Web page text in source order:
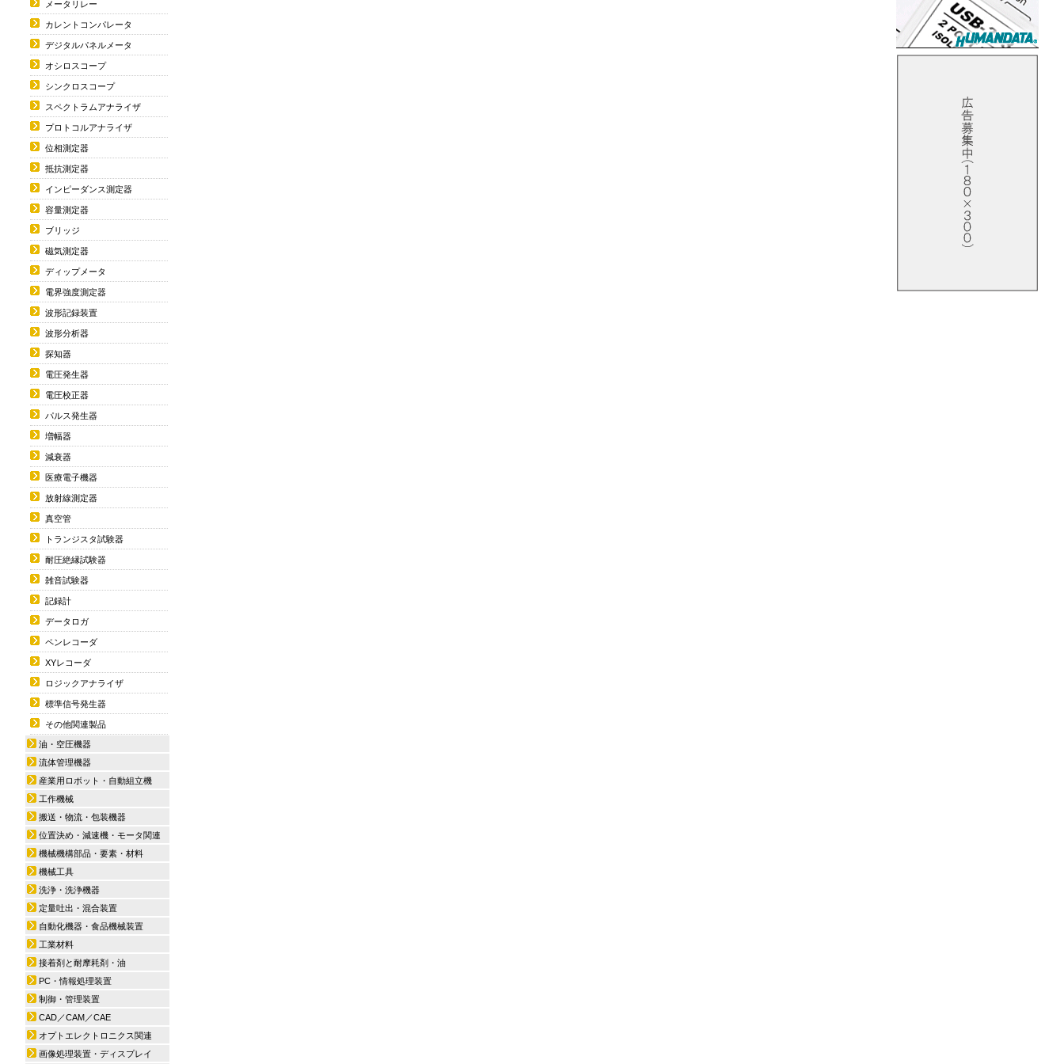
メータリレー
カレントコンパレータ
デジタルパネルメータ
オシロスコープ
シンクロスコープ
スペクトラムアナライザ
プロトコルアナライザ
位相測定器
抵抗測定器
インピーダンス測定器
容量測定器
ブリッジ
磁気測定器
ディップメータ
電界強度測定器
波形記録装置
波形分析器
探知器
電圧発生器
電圧校正器
パルス発生器
増幅器
減衰器
医療電子機器
放射線測定器
真空管
トランジスタ試験器
耐圧絶縁試験器
雑音試験器
記録計
データロガ
ペンレコーダ
XYレコーダ
ロジックアナライザ
標準信号発生器
その他関連製品
油・空圧機器
流体管理機器
産業用ロボット・自動組立機
工作機械
搬送・物流・包装機器
位置決め・減速機・モータ関連
機械機構部品・要素・材料
機械工具
洗浄・洗浄機器
定量吐出・混合装置
自動化機器・食品機械装置
工業材料
接着剤と耐摩耗剤・油
PC・情報処理装置
制御・管理装置
CAD／CAM／CAE
オプトエレクトロニクス関連
画像処理装置・ディスプレイ